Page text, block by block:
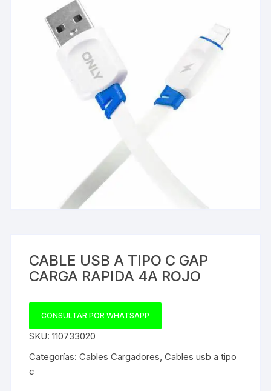
CABLE USB A TIPO C GAP
CARGA RAPIDA 4A ROJO
CONSULTAR POR WHATSAPP
SKU:110733020
Categorías:Cables Cargadores ,Cables usb a tipo
c